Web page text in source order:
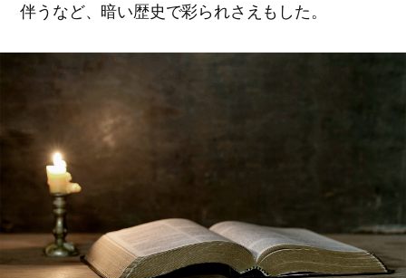
伴うなど、暗い歴史で彩られさえもした。